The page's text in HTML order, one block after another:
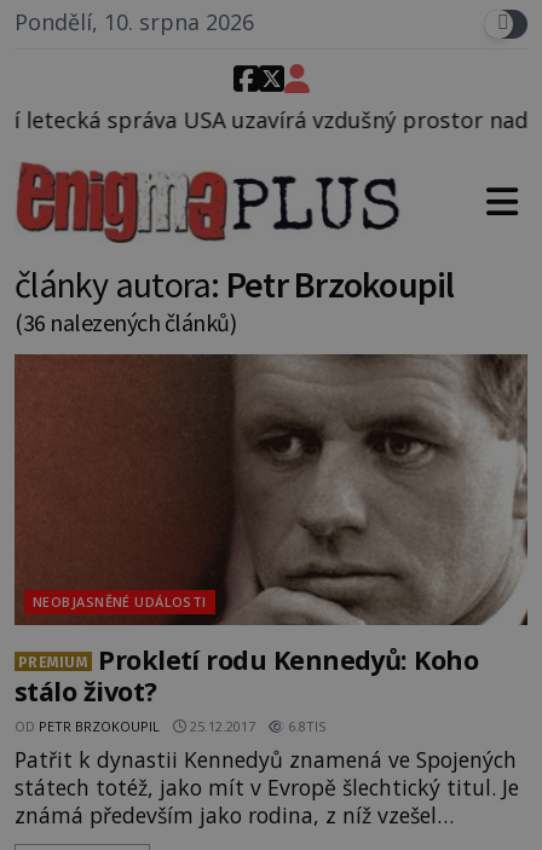
Pondělí, 10. srpna 2026
vzdušný prostor nad Oblastí 51, mohlo to
články autora: Petr Brzokoupil
(36 nalezených článků)
NEOBJASNĚNÉ UDÁLOSTI
PREMIUM
Prokletí rodu Kennedyů: Koho
stálo život?
OD PETR BRZOKOUPIL 25.12.2017 6.8TIS
Patřit k dynastii Kennedyů znamená ve Spojených
státech totéž, jako mít v Evropě šlechtický titul. Je
známá především jako rodina, z níž vzešel
nespočet úspěšných politiků. Ve světle okolností,